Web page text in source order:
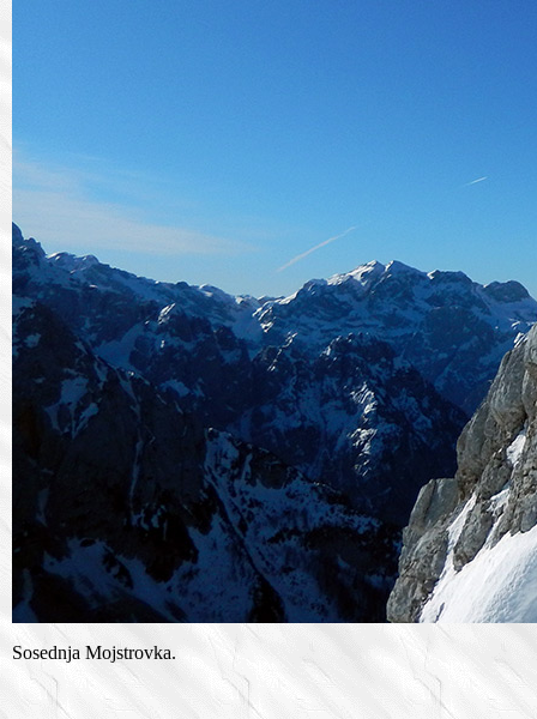
Sosednja Mojstrovka.